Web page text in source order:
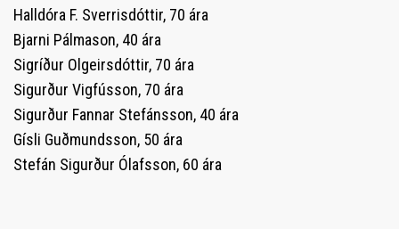
Halldóra F. Sverrisdóttir, 70 ára
Bjarni Pálmason, 40 ára
Sigríður Olgeirsdóttir, 70 ára
Sigurður Vigfússon, 70 ára
Sigurður Fannar Stefánsson, 40 ára
Gísli Guðmundsson, 50 ára
Stefán Sigurður Ólafsson, 60 ára